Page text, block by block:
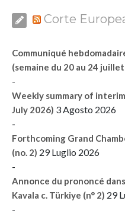
Corte
Communiqué
(semaine du 20 au 24
-
Weekly summary of
July 2026) 3 Agosto 2026
-
Forthcoming Grand
(no. 2) 29 Luglio 2026
-
Annonce du prononcé
Kavala c. Türkiye (n° 2) 29
-